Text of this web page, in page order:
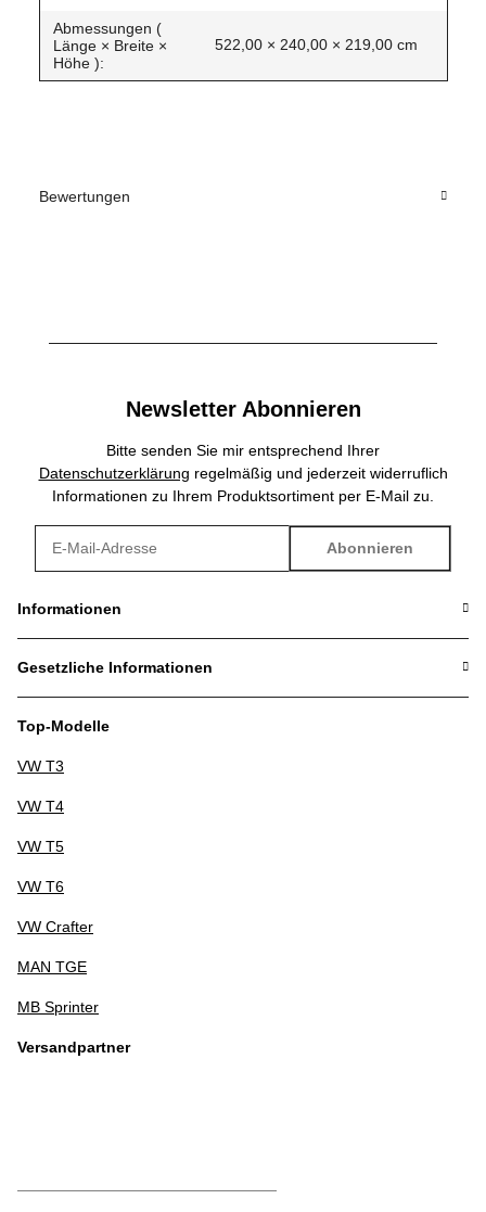
Abmessungen (
Länge × Breite ×
Höhe ):
522,00 × 240,00 × 219,00 cm
Bewertungen
Newsletter Abonnieren
Bitte senden Sie mir entsprechend Ihrer
Datenschutzerklärung regelmäßig und jederzeit widerruflich
Informationen zu Ihrem Produktsortiment per E-Mail zu.
Abonnieren
Informationen
Gesetzliche Informationen
Top-Modelle
VW T3
VW T4
VW T5
VW T6
VW Crafter
MAN TGE
MB Sprinter
Versandpartner